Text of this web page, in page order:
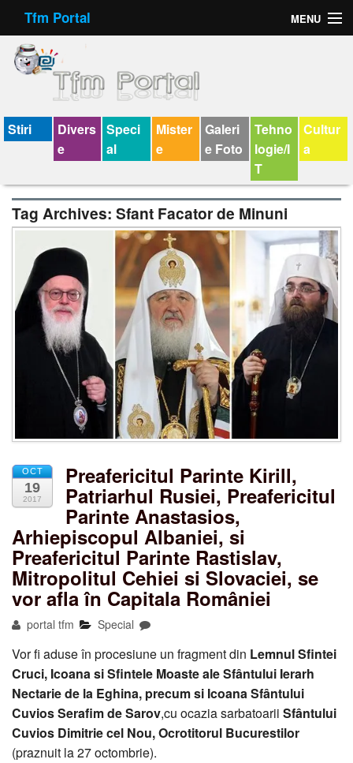
Tfm Portal MENU
Forum
Felicitari animate
Virtual Cards
Jocuri
Horoscop
Wallpaper
V-chat
Stiri
Divers
e
Speci
al
Mister
e
Galeri
e Foto
Tehno
logie/I
T
Cultur
a
Tag Archives: Sfant Facator de Minuni
OCT
19
2017
Preafericitul Parinte Kirill,
Patriarhul Rusiei, Preafericitul
Parinte Anastasios,
Arhiepiscopul Albaniei, si
Preafericitul Parinte Rastislav,
Mitropolitul Cehiei si Slovaciei, se
vor afla în Capitala României
portal tfm Special
Vor fi aduse în procesiune un fragment din Lemnul Sfintei
Cruci, Icoana si Sfintele Moaste ale Sfântului Ierarh
Nectarie de la Eghina, precum si Icoana Sfântului
Cuvios Serafim de Sarov,cu ocazia sarbatoarii Sfântului
Cuvios Dimitrie cel Nou, Ocrotitorul Bucurestilor
(praznuit la 27 octombrie).